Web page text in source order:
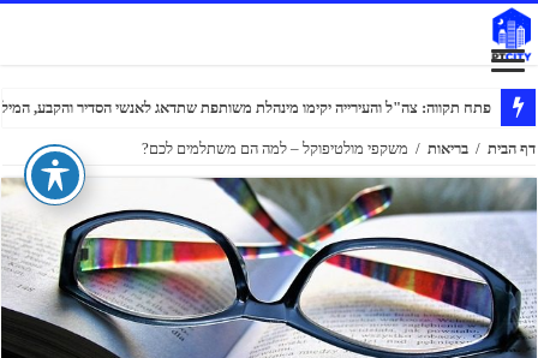
פתח תקווה: צה"ל והעירייה יקימו מינהלת משותפת שתדאג לאנשי הסדיר והקבע,
דף הבית / בריאות / משקפי מולטיפוקל – למה הם משתלמים לכם?